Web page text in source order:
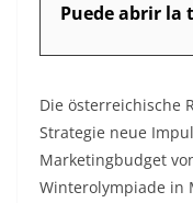
Puede abrir la
Die österreichische
Strategie neue
Marketingbudget
Winterolympiade in